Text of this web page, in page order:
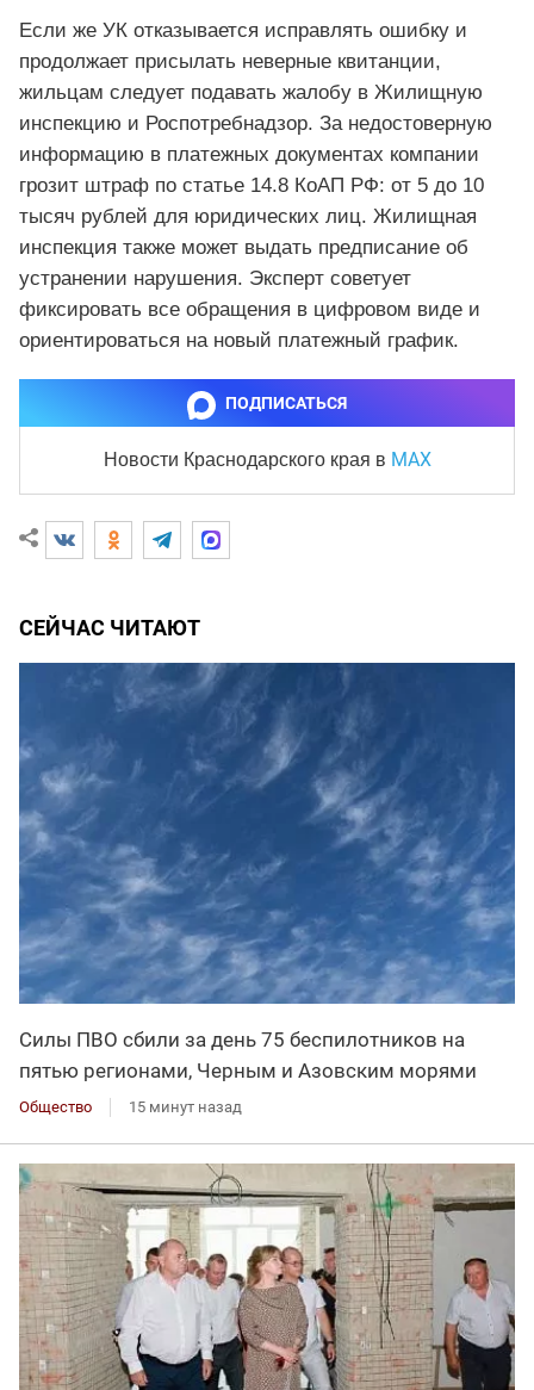
Если же УК отказывается исправлять ошибку и
продолжает присылать неверные квитанции,
жильцам следует подавать жалобу в Жилищную
инспекцию и Роспотребнадзор. За недостоверную
информацию в платежных документах компании
грозит штраф по статье 14.8 КоАП РФ: от 5 до 10
тысяч рублей для юридических лиц. Жилищная
инспекция также может выдать предписание об
устранении нарушения. Эксперт советует
фиксировать все обращения в цифровом виде и
ориентироваться на новый платежный график.
ПОДПИСАТЬСЯ
Новости Краснодарского края в MAX
СЕЙЧАС ЧИТАЮТ
Силы ПВО сбили за день 75 беспилотников на
пятью регионами, Черным и Азовским морями
Общество 15 минут назад